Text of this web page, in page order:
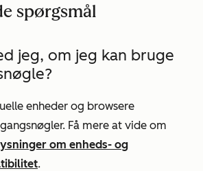
spørgsmål
jeg, om jeg kan bruge
enheder og browsere
Få mere at vide om
om enheds- og
.